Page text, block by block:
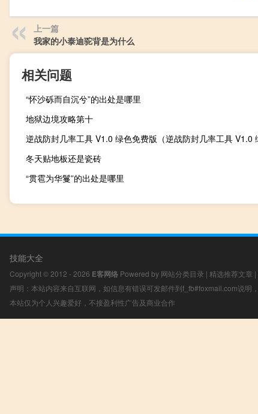
上一篇
我家的小泰迪驼背是为什么
相关问题
“怀沙砾而自沉兮”的出处是哪里
地狱边境攻略第十
冬天贴地板还是瓷砖
“贯雹为华鬘”的出处是哪里
技能大全
Copyright © 2012 - 2026 E客网络 Powered by 网站分类目录 | 精选推荐文章 |
声明：本站内容来自互联网，如信息有错误可发邮件到f_fb#foxmail.com说明
本站仅为个人兴趣爱好，不接盈利性广告及商业合作